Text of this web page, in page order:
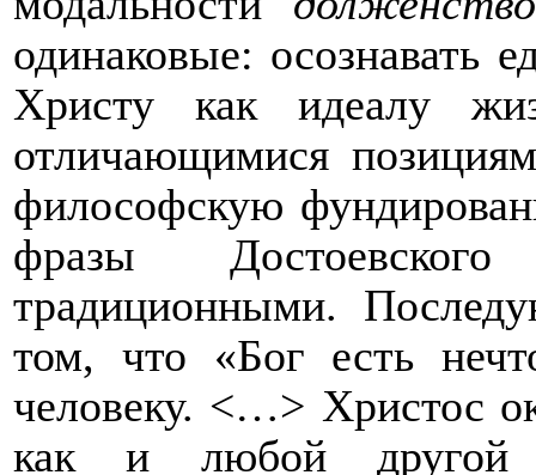
одинаковые: осознавать
Христу как идеалу
отличающимися
философскую
фразы
традиционными.
том, что «Бог есть
человеку. <…> Христос
как и любой другой